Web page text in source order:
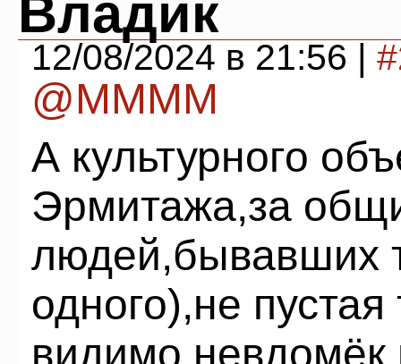
Владик
12/08/2024 в 21:56 |
@ММММ
А культурного
Эрмитажа,за
людей,бывавших
одного),не